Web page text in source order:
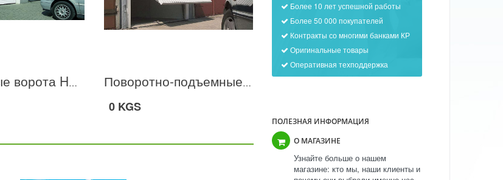
Более 10 лет успешной работы
Более 50 000 покупателей
Контракты со многими банками КР
Оригинальные товары
Оперативная техподдержка
ПОЛЕЗНАЯ ИНФОРМАЦИЯ
О МАГАЗИНЕ
Узнайте больше о нашем
магазине: кто мы, наши клиенты и
Секционные ворота H?rmann Поворотно-подъемные ворота Berry белые
0 KGS